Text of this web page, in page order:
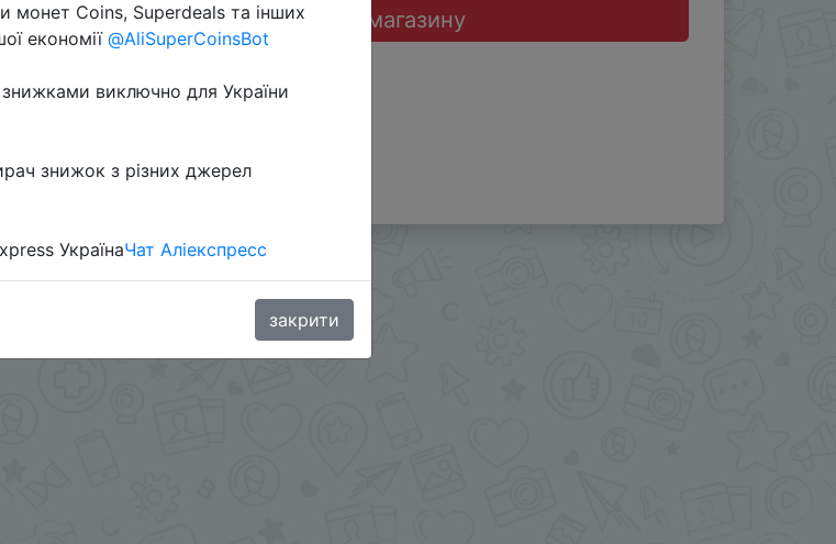
Перейти до магазину
монет Coins, Superdeals та інших
економії @AliSuperCoinsBot
знижками виключно для України
знижок з різних джерел
УкраїнаЧат Аліекспресс
закрити